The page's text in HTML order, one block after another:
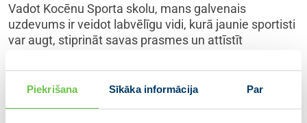
Piekrišana Sīkāka informācija Par
Vadot Kocēnu Sporta skolu, mans galvenais
uzdevums ir veidot labvēlīgu vidi, kurā jaunie sportisti
var augt, stiprināt savas prasmes un attīstīt
devusi man iespēju strādāt ar neskaitāmiem
talantīgiem jauniešiem, kuri ar apņēmību un